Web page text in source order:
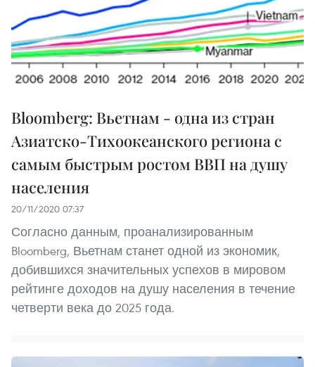
Bloomberg: Вьетнам - одна из стран
Азиатско-Тихоокеанского региона с
самым быстрым ростом ВВП на душу
населения
20/11/2020 07:37
Согласно данным, проанализированным
Bloomberg, Вьетнам станет одной из экономик,
добившихся значительных успехов в мировом
рейтинге доходов на душу населения в течение
четверти века до 2025 года.